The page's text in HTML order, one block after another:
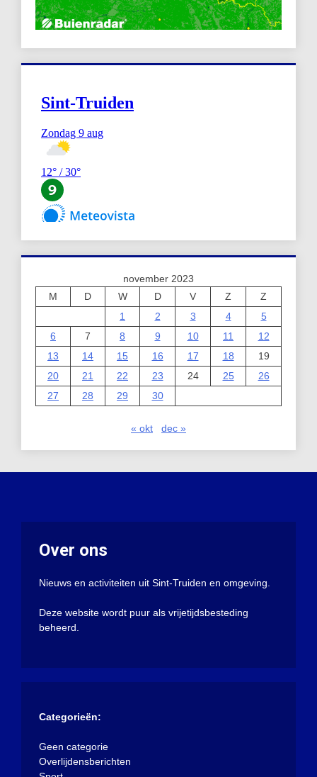
november 2023
M
D W D V Z
Z
1
2 3 4
5
6
7 8 9 10 11
12
13
14 15 16 17 18
19
20
21 22 23 24 25
26
27
28 29 30
« okt dec »
Over ons
Nieuws en activiteiten uit Sint-Truiden en omgeving.
Deze website wordt puur als vrijetijdsbesteding
beheerd.
Categorieën:
Geen categorie
Overlijdensberichten